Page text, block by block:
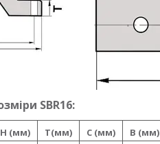
SBR16:
H (мм) T(мм) C (мм) B (мм)